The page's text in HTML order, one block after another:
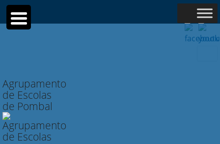
Agrupamento
de Escolas
de Pombal